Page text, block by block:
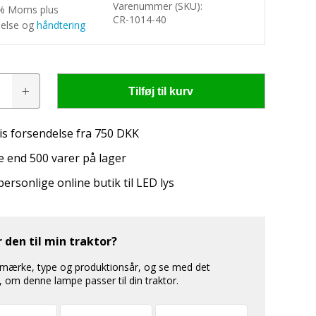
rigtige belysning til din traktor
Moms plus
og håndtering
Varenummer (SKU):
CR-1014-40
Tilføj til kurv
forsendelse fra 750 DKK
end 500 varer på lager
online butik til LED lys
den til min traktor?
type og produktionsår, og se med det
om denne lampe passer til din traktor.